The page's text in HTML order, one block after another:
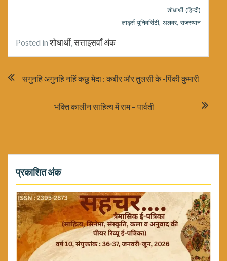
शोधार्थी (हिन्दी)
लार्ड्स यूनिवर्सिटी, अलवर, राजस्थान
Posted inशोधार्थी,सत्ताइसवाँ अंक
navigation
सगुनहि अगुनहि नहिं कछु भेदा : कबीर और तुलसी के -पिंकी कुमारी
भक्ति कालीन साहित्य में राम – पार्वती
प्रकाशित अंक